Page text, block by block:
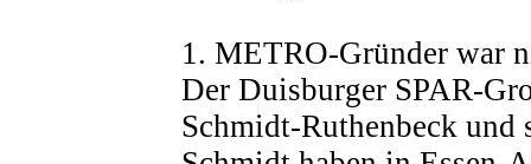
1. METRO-Gründer war
Der Duisburger SPAR-
Schmidt-Ruthenbeck und